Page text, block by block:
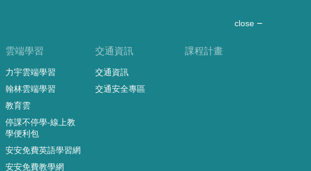
close
雲端學習
力宇雲端學習
翰林雲端學習
教育雲
停課不停學-線上教
學便利包
安安免費英語學習網
安安免費教學網
交通資訊
交通資訊
交通安全專區
課程計畫